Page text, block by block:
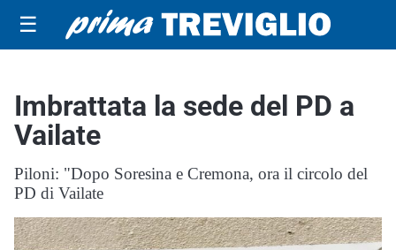
☰
Imbrattata la sede del PD a
Vailate
Piloni: "Dopo Soresina e Cremona, ora il circolo del
PD di Vailate